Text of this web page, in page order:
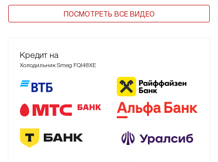
ПОСМОТРЕТЬ ВСЕ ВИДЕО
Кредит на
Холодильник Smeg FQI48XE